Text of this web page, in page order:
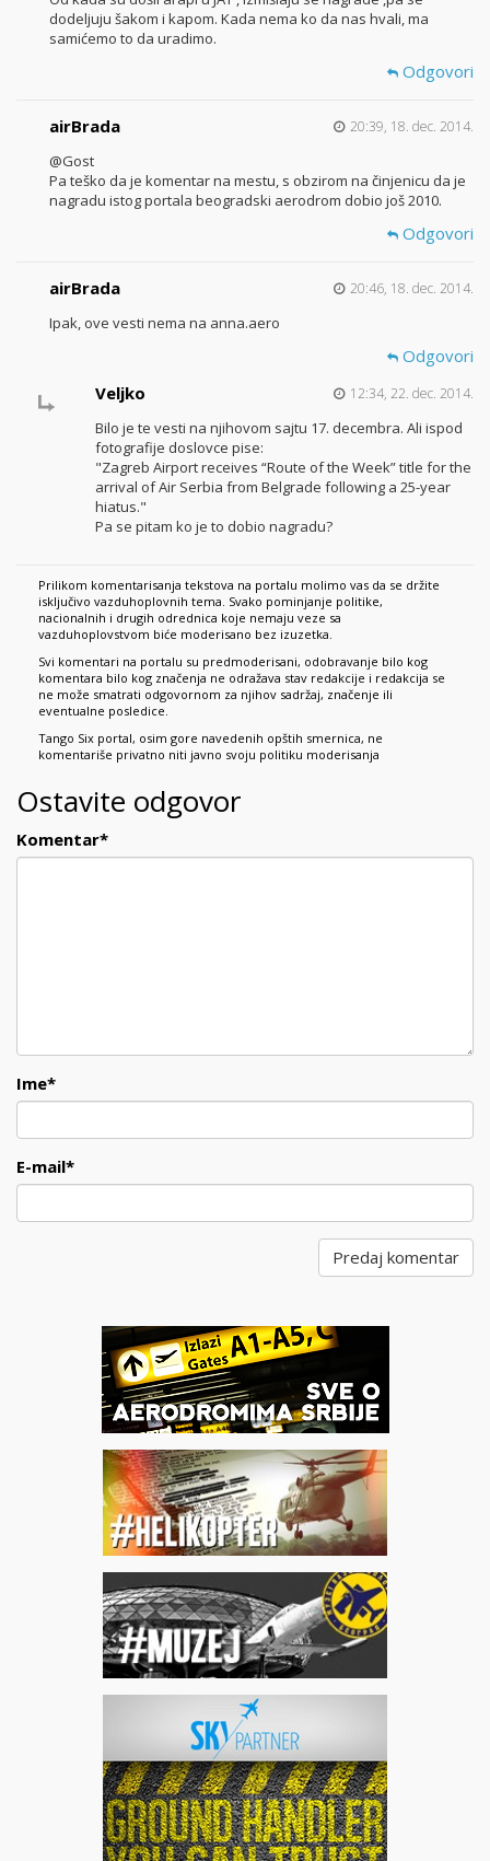
dodeljuju šakom i kapom. Kada nema ko da nas hvali, ma
samićemo to da uradimo.
Odgovori
airBrada 20:39, 18. dec. 2014.
@Gost
Pa teško da je komentar na mestu, s obzirom na činjenicu da je
nagradu istog portala beogradski aerodrom dobio još 2010.
Odgovori
airBrada 20:46, 18. dec. 2014.
Ipak, ove vesti nema na anna.aero
Odgovori
Veljko
12:34, 22. dec. 2014.
Bilo je te vesti na njihovom sajtu 17. decembra. Ali ispod
fotografije doslovce pise:
"Zagreb Airport receives “Route of the Week” title for the
arrival of Air Serbia from Belgrade following a 25-year
hiatus."
Pa se pitam ko je to dobio nagradu?
Prilikom komentarisanja tekstova na portalu molimo vas da se držite
isključivo vazduhoplovnih tema. Svako pominjanje politike,
nacionalnih i drugih odrednica koje nemaju veze sa
vazduhoplovstvom biće moderisano bez izuzetka.
Svi komentari na portalu su predmoderisani, odobravanje bilo kog
komentara bilo kog značenja ne odražava stav redakcije i redakcija se
ne može smatrati odgovornom za njihov sadržaj, značenje ili
eventualne posledice.
Tango Six portal, osim gore navedenih opštih smernica, ne
komentariše privatno niti javno svoju politiku moderisanja
Ostavite odgovor
Komentar*
Ime*
E-mail*